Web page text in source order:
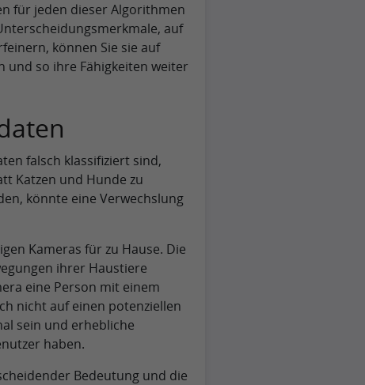
für jeden dieser Algorithmen
auf
können Sie sie auf
und so ihre Fähigkeiten weiter
falsch klassifiziert sind,
Katzen und Hunde zu
könnte eine Verwechslung
Kameras für zu Hause. Die
ihrer Haustiere
eine Person mit einem
nicht auf einen potenziellen
sein und erhebliche
haben.
Bedeutung und die